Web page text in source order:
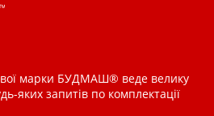
марки БУДМАШ® веде велику
яких запитів по комплектації